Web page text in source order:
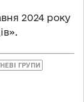
2024 року
ГРУПИ